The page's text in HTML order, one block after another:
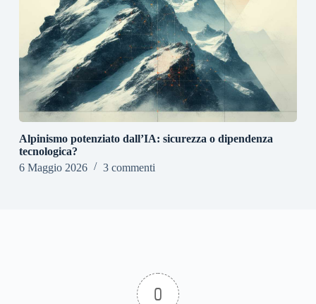
Alpinismo potenziato dall’IA: sicurezza o dipendenza
tecnologica?
6 Maggio 2026
3 commenti
0